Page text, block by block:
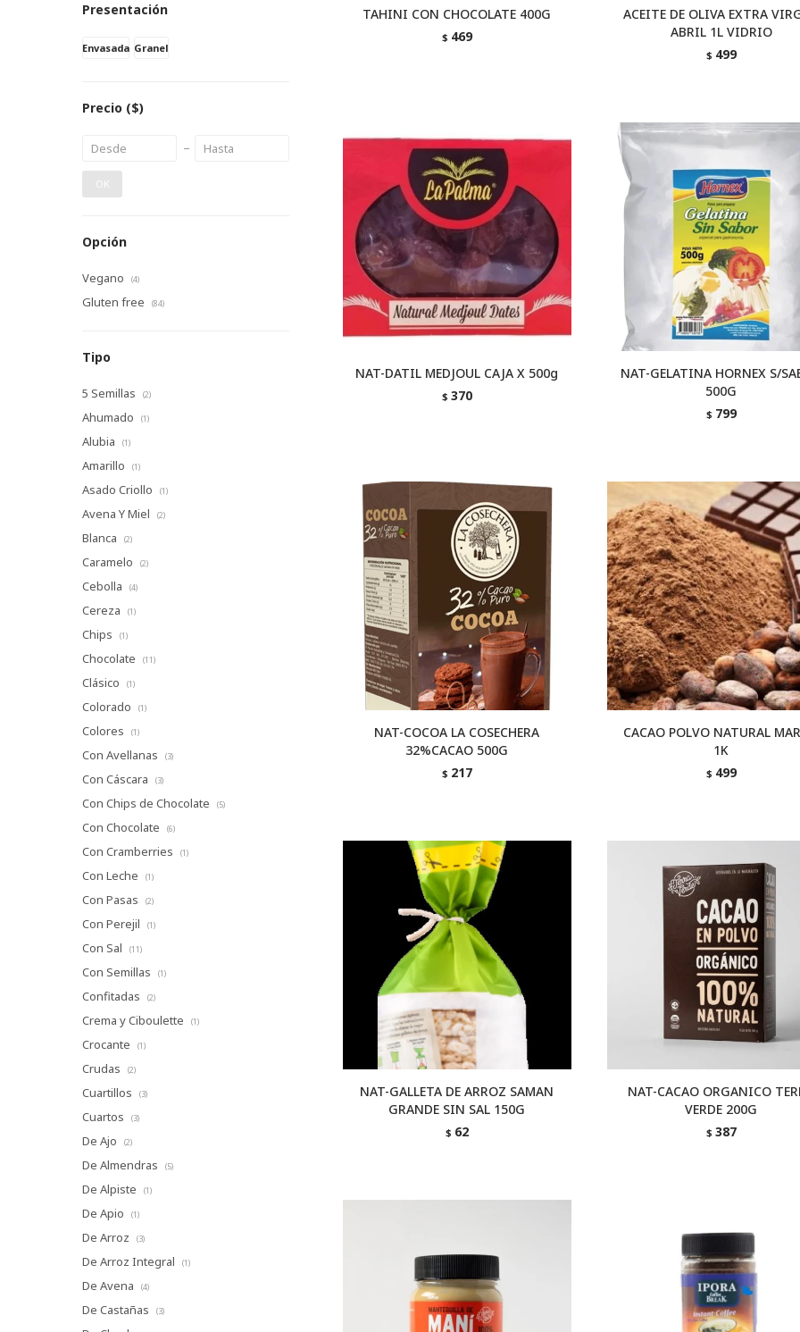
TAHINI CON CHOCOLATE 400G
$ 469
ACEITE DE OLIVA EXTRA
ABRIL 1L VIDRIO
$ 499
NAT-DATIL MEDJOUL CAJA X 500g
$ 370
NAT-GELATINA HORNEX S/
500G
$ 799
NAT-COCOA LA COSECHERA
32%CACAO 500G
$ 217
CACAO POLVO NATURAL
1K
$ 499
NAT-GALLETA DE ARROZ SAMAN
GRANDE SIN SAL 150G
$ 62
NAT-CACAO ORGANICO
VERDE 200G
$ 387
Presentación
Envasada Granel
Precio ($)
OK
Opción
Vegano (4)
Gluten free (84)
Tipo
5 Semillas (2)
Ahumado (1)
Alubia (1)
Amarillo (1)
Asado Criollo (1)
Avena Y Miel (2)
Blanca (2)
Caramelo (2)
Cebolla (4)
Cereza (1)
Chips (1)
Chocolate (11)
Clásico (1)
Colorado (1)
Colores (1)
Con Avellanas (3)
Con Cáscara (3)
Con Chips de Chocolate (5)
Con Chocolate (6)
Con Cramberries (1)
Con Leche (1)
Con Pasas (2)
Con Perejil (1)
Con Sal (11)
Con Semillas (1)
Confitadas (2)
Crema y Ciboulette (1)
Crocante (1)
Crudas (2)
Cuartillos (3)
Cuartos (3)
De Ajo (2)
De Almendras (5)
De Alpiste (1)
De Apio (1)
De Arroz (3)
De Arroz Integral (1)
De Avena (4)
De Castañas (3)